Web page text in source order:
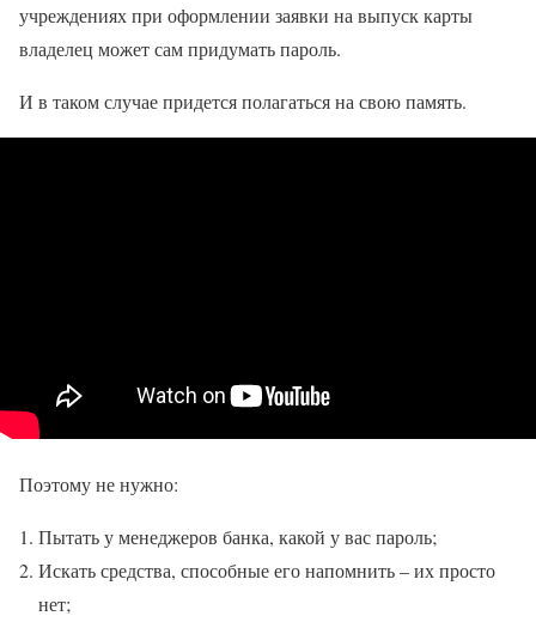
учреждениях при оформлении заявки на выпуск карты
владелец может сам придумать пароль.
И в таком случае придется полагаться на свою память.
Поэтому не нужно:
Пытать у менеджеров банка, какой у вас пароль;
Искать средства, способные его напомнить – их просто
нет;